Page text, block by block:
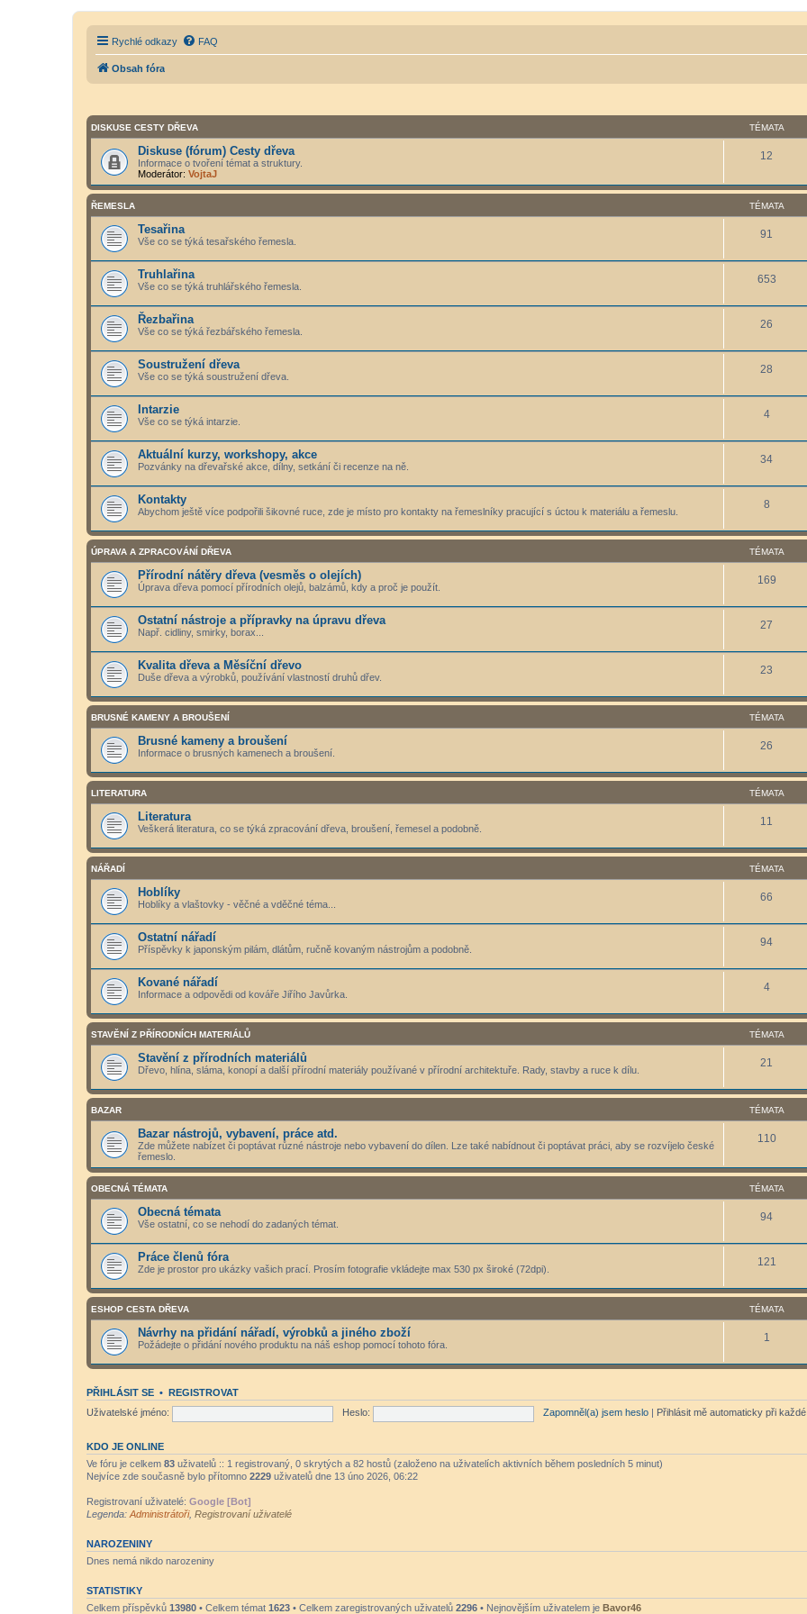
Rychlé odkazy FAQ
Obsah fóra
DISKUSE CESTY DŘEVA TÉMATA
Diskuse (fórum) Cesty dřeva
Informace o tvoření témat a struktury.
Moderátor: VojtaJ
12
ŘEMESLA TÉMATA
Tesařina
Vše co se týká tesařského řemesla.
91
Truhlařina
Vše co se týká truhlářského řemesla.
653
Řezbařina
Vše co se týká řezbářského řemesla.
26
Soustružení dřeva
Vše co se týká soustružení dřeva.
28
Intarzie
Vše co se týká intarzie.
4
Aktuální kurzy, workshopy, akce
Pozvánky na dřevařské akce, dílny, setkání či recenze na ně.
34
Kontakty
Abychom ještě více podpořili šikovné ruce, zde je místo pro kontakty na řemeslníky pracující s úctou k materiálu a řemeslu.
8
ÚPRAVA A ZPRACOVÁNÍ DŘEVA TÉMATA
Přírodní nátěry dřeva (vesměs o olejích)
Úprava dřeva pomocí přírodních olejů, balzámů, kdy a proč je použít.
169
Ostatní nástroje a přípravky na úpravu dřeva
Např. cidliny, smirky, borax...
27
Kvalita dřeva a Měsíční dřevo
Duše dřeva a výrobků, používání vlastností druhů dřev.
23
BRUSNÉ KAMENY A BROUŠENÍ TÉMATA
Brusné kameny a broušení
Informace o brusných kamenech a broušení.
26
LITERATURA TÉMATA
Literatura
Veškerá literatura, co se týká zpracování dřeva, broušení, řemesel a podobně.
11
NÁŘADÍ TÉMATA
Hoblíky
Hoblíky a vlaštovky - věčné a vděčné téma...
66
Ostatní nářadí
Příspěvky k japonským pilám, dlátům, ručně kovaným nástrojům a podobně.
94
Kované nářadí
Informace a odpovědi od kováře Jiřího Javůrka.
4
STAVĚNÍ Z PŘÍRODNÍCH MATERIÁLŮ TÉMATA
Stavění z přírodních materiálů
Dřevo, hlína, sláma, konopí a další přírodní materiály používané v přírodní architektuře. Rady, stavby a ruce k dílu.
21
BAZAR TÉMATA
Bazar nástrojů, vybavení, práce atd.
Zde můžete nabízet či poptávat různé nástroje nebo vybavení do dílen. Lze také nabídnout či poptávat práci, aby se rozvíjelo české
řemeslo.
110
OBECNÁ TÉMATA TÉMATA
Obecná témata
Vše ostatní, co se nehodí do zadaných témat.
94
Práce členů fóra
Zde je prostor pro ukázky vašich prací. Prosím fotografie vkládejte max 530 px široké (72dpi).
121
ESHOP CESTA DŘEVA TÉMATA
Návrhy na přidání nářadí, výrobků a jiného zboží
Požádejte o přidání nového produktu na náš eshop pomocí tohoto fóra.
1
PŘIHLÁSIT SE • REGISTROVAT
Uživatelské jméno:
Heslo: Zapomněl(a) jsem heslo Přihlásit mě automaticky při
KDO JE ONLINE
Ve fóru je celkem 83 uživatelů :: 1 registrovaný, 0 skrytých a 82 hostů (založeno na uživatelích aktivních během posledních 5 minut)
Nejvíce zde současně bylo přítomno 2229 uživatelů dne 13 úno 2026, 06:22
Registrovaní uživatelé: Google [Bot]
Legenda: Administrátoři, Registrovaní uživatelé
NAROZENINY
Dnes nemá nikdo narozeniny
STATISTIKY
Celkem příspěvků 13980 • Celkem témat 1623 • Celkem zaregistrovaných uživatelů 2296 • Nejnovějším uživatelem je Bavor46